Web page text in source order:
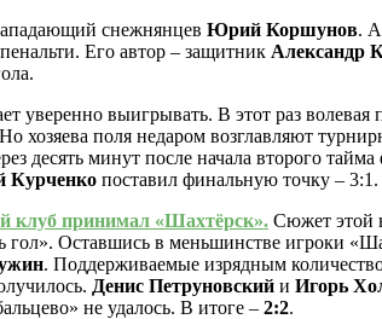
снежнянцев Юрий Коршунов.
Его автор – защитник Александр
уверенно выигрывать. В этот раз волевая
хозяева поля недаром возглавляют
десять минут после начала второго
Курченко поставил финальную точку – 3:1.
клуб принимал «Шахтёрск». Сюжет этой
гол». Оставшись в меньшинстве игроки
. Поддерживаемые изрядным
Денис Петруновский и Игорь
не удалось. В итоге – 2:2.